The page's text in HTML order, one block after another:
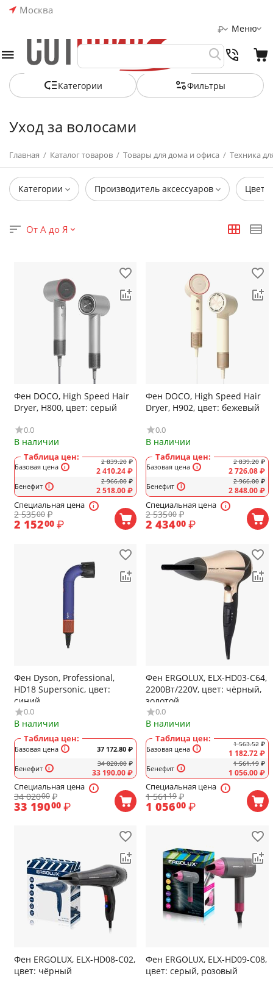
Москва
Меню
₽
Категории Фильтры
Уход за волосами
Главная / Каталог товаров / Товары для дома и офиса / Техника
Категории Производитель аксессуаров Цвет
От А до Я
Фен DOCO, High Speed Hair
Dryer, H800, цвет: серый
0.0
В наличии
Таблица цен:
Базовая цена
Бенефит
2 839.20 ₽
2 410.24₽
2 966.00 ₽
2 518.00₽
Специальная цена
2 53500 ₽
2 15200 ₽
Фен DOCO, High Speed Hair
Dryer, H902, цвет: бежевый
0.0
В наличии
Таблица цен:
Базовая цена
Бенефит
2 839.20 ₽
2 726.08₽
2 966.00 ₽
2 848.00₽
Специальная цена
2 53500₽
2 43400 ₽
Фен Dyson, Professional,
HD18 Supersonic, цвет:
синий
0.0
В наличии
Таблица цен:
Базовая цена
Бенефит
37 172.80 ₽
34 020.00 ₽
33 190.00₽
Специальная цена
34 02000 ₽
33 19000 ₽
Фен ERGOLUX, ELX-HD03-C64,
2200Вт/220V, цвет: чёрный,
золотой
0.0
В наличии
Таблица цен:
Базовая цена
Бенефит
1 563.52 ₽
1 182.72₽
1 561.19 ₽
1 056.00₽
Специальная цена
1 56119₽
1 05600 ₽
Фен ERGOLUX, ELX-HD08-C02,
цвет: чёрный
Фен ERGOLUX, ELX-HD09-C08,
цвет: серый, розовый